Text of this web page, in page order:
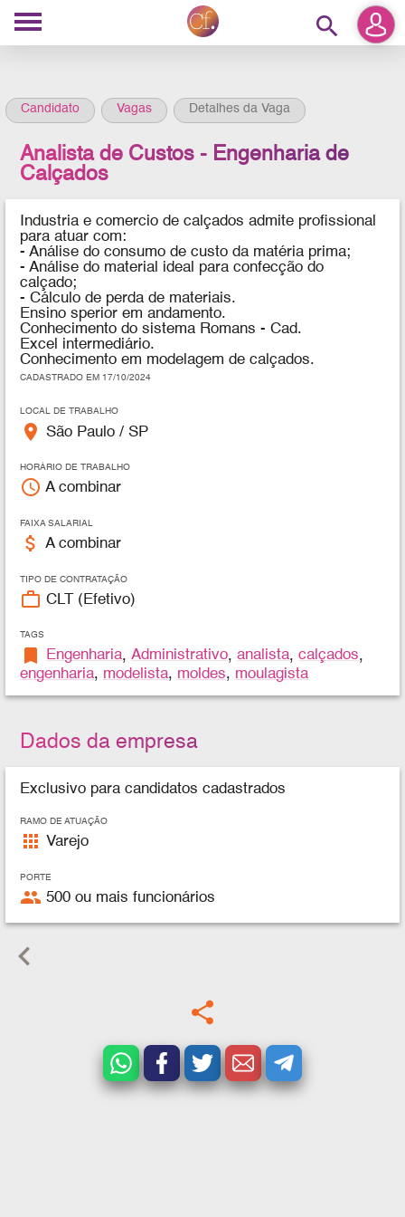
search
Candidato Vagas Detalhes da Vaga
Analista de Custos - Engenharia de
Calçados
Industria e comercio de calçados admite profissional
para atuar com:
- Análise do consumo de custo da matéria prima;
- Análise do material ideal para confecção do
calçado;
- Cálculo de perda de materiais.
Ensino sperior em andamento.
Conhecimento do sistema Romans - Cad.
Excel intermediário.
Conhecimento em modelagem de calçados.
CADASTRADO EM 17/10/2024
LOCAL DE TRABALHO
place São Paulo / SP
HORÁRIO DE TRABALHO
access_time A combinar
FAIXA SALARIAL
attach_money A combinar
TIPO DE CONTRATAÇÃO
work_outline CLT (Efetivo)
TAGS
bookmark Engenharia,Administrativo,analista,calçados,
engenharia, modelista, moldes, moulagista
Dados da empresa
Exclusivo para candidatos cadastrados
RAMO DE ATUAÇÃO
apps Varejo
PORTE
people 500 ou mais funcionários
keyboard_arrow_left
share